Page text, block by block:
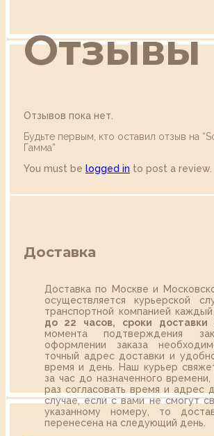
Отзывы
Отзывов пока нет.
Будьте первым, кто оставил отзыв на
Гамма”
You must be logged in to post a review.
Доставка
Доставка по Москве и
осуществляется курьерской
транспортной компанией
до 22 часов,
сроки доставки
момента подтверждения
оформлении заказа
точный адрес доставки и
время и день. Наш курьер
за час до назначенного
раз согласовать время и адрес
случае, если с вами не смогут
указанному номеру, то
перенесена на следующий день.